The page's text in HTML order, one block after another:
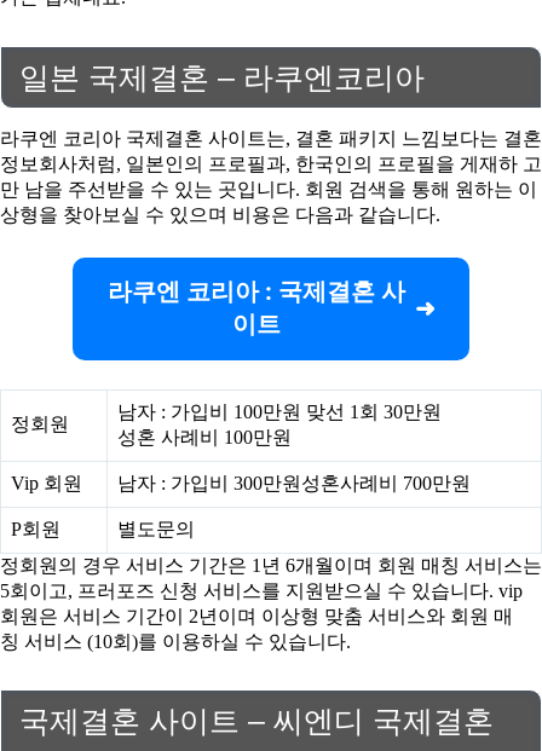
일본 국제결혼 – 라쿠엔코리아
라쿠엔 코리아 국제결혼 사이트는, 결혼 패키지 느낌보다는 결혼
정보회사처럼, 일본인의 프로필과, 한국인의 프로필을 게재하 고
만 남을 주선받을 수 있는 곳입니다. 회원 검색을 통해 원하는 이
상형을 찾아보실 수 있으며 비용은 다음과 같습니다.
라쿠엔 코리아 : 국제결혼 사
이트
정회원
남자 : 가입비 100만원 맞선 1회 30만원
성혼 사례비 100만원
Vip 회원 남자 : 가입비 300만원성혼사례비 700만원
P회원
별도문의
정회원의 경우 서비스 기간은 1년 6개월이며 회원 매칭 서비스는
5회이고, 프러포즈 신청 서비스를 지원받으실 수 있습니다. vip
회원은 서비스 기간이 2년이며 이상형 맞춤 서비스와 회원 매
칭 서비스 (10회)를 이용하실 수 있습니다.
국제결혼 사이트 – 씨엔디 국제결혼